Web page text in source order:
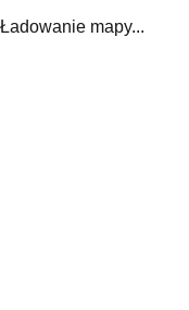
Ładowanie mapy...